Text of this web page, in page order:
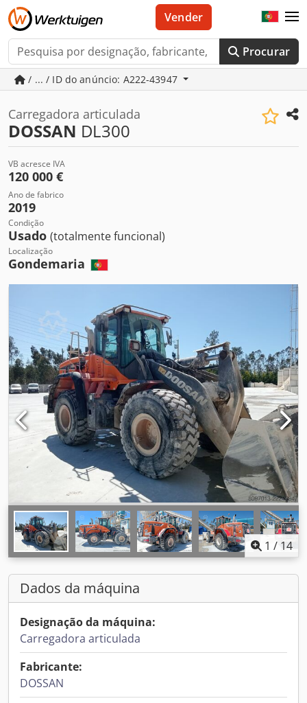
Procurar
Vender
/ ... / ID do anúncio: A222-43947
Carregadora articulada
DOSSAN DL300
VB acresce IVA
120 000 €
Ano de fabrico
2019
Condição
Usado (totalmente funcional)
Localização
Gondemaria
1 / 14
Dados da máquina
Designação da máquina:
Carregadora articulada
Fabricante:
DOSSAN